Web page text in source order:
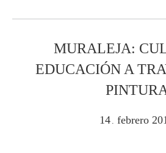
MURALEJA:
EDUCACIÓN A
14 . febrero